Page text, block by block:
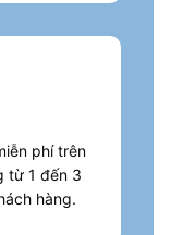
phí trên
từ 1 đến 3
hàng.